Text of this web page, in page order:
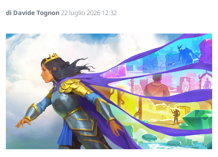
di Davide Tognon22 luglio 2026 12:32